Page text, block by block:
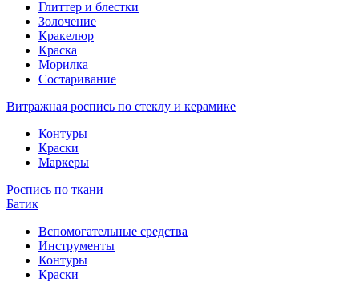
Глиттер и блестки
Золочение
Кракелюр
Краска
Морилка
Состаривание
Витражная роспись по стеклу и керамике
Контуры
Краски
Маркеры
Роспись по ткани
Батик
Вспомогательные средства
Инструменты
Контуры
Краски